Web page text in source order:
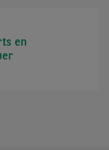
en